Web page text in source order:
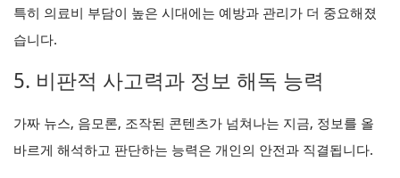
특히 의료비 부담이 높은 시대에는 예방과 관리가 더 중요해졌
습니다.
5. 비판적 사고력과 정보 해독 능력
가짜 뉴스, 음모론, 조작된 콘텐츠가 넘쳐나는 지금, 정보를 올
바르게 해석하고 판단하는 능력은 개인의 안전과 직결됩니다.